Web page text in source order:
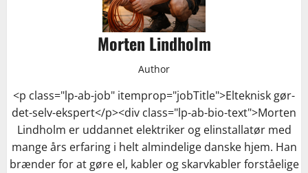
Morten Lindholm
Author
<p class="lp-ab-job" itemprop="jobTitle">Elteknisk gør-
det-selv-ekspert</p><div class="lp-ab-bio-text">Morten
Lindholm er uddannet elektriker og elinstallatør med
mange års erfaring i helt almindelige danske hjem. Han
brænder for at gøre el, kabler og skarvkabler forståelige